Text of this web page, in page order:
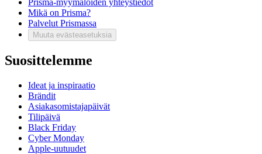
Prisma-myymälöiden yhteystiedot
Mikä on Prisma?
Palvelut Prismassa
Muuta evästeasetuksia
Suosittelemme
Ideat ja inspiraatio
Brändit
Asiakasomistajapäivät
Tilipäivä
Black Friday
Cyber Monday
Apple-uutuudet